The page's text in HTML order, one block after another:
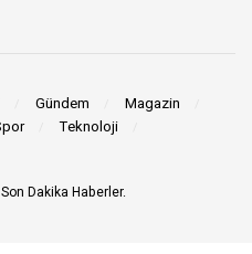
Gündem
Magazin
Teknoloji
Dakika Haberler.